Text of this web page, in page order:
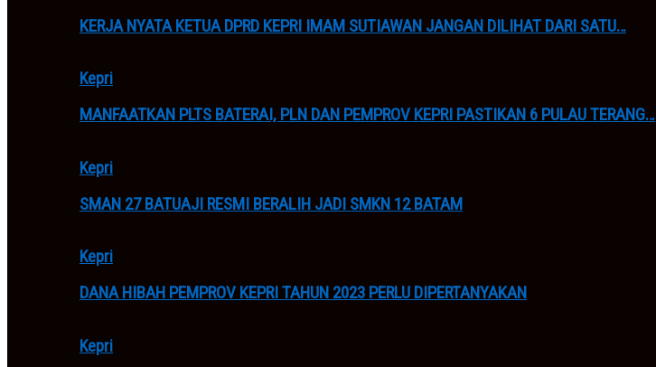
KERJA NYATA KETUA DPRD KEPRI IMAM SUTIAWAN JANGAN DILIHAT DARI SATU…
Kepri
MANFAATKAN PLTS BATERAI, PLN DAN PEMPROV KEPRI PASTIKAN 6 PULAU TERANG…
Kepri
SMAN 27 BATUAJI RESMI BERALIH JADI SMKN 12 BATAM
Kepri
DANA HIBAH PEMPROV KEPRI TAHUN 2023 PERLU DIPERTANYAKAN
Kepri